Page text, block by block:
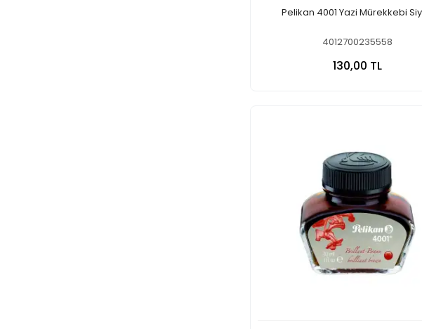
Pelikan 4001 Yazi Mürekkebi
4012700235558
130,00 TL